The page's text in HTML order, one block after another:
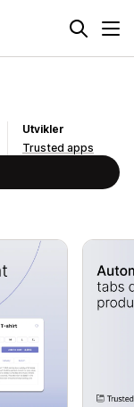
Utvikler
Trusted apps